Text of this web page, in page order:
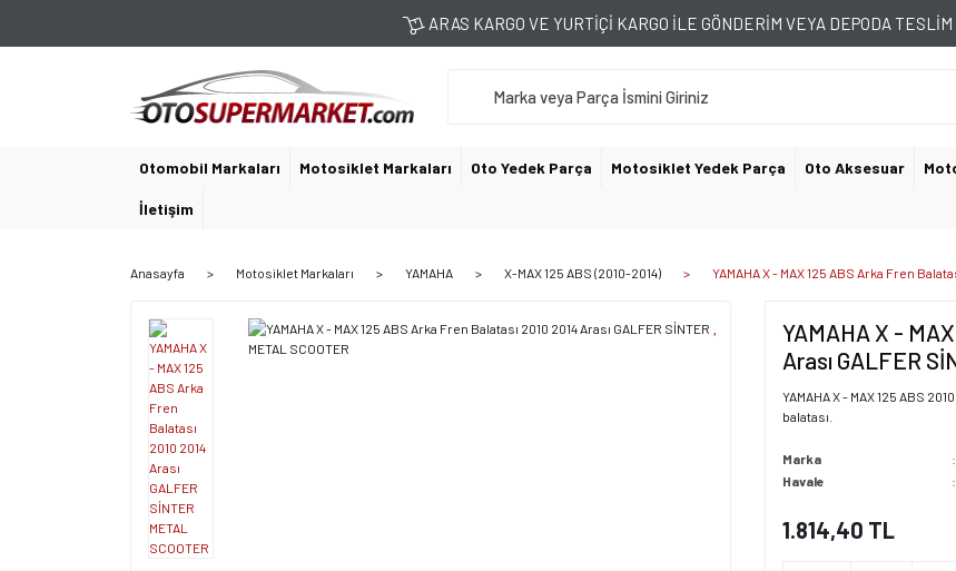
ARAS KARGO VE YURTİÇİ KARGO İLE GÖNDERİM VEYA DEPODA
Otomobil Markaları Motosiklet Markaları Oto Yedek Parça Motosiklet Yedek Parça Oto Aksesuar
İletişim
Anasayfa Motosiklet Markaları YAMAHA X-MAX 125 ABS (2010-2014) YAMAHA X - MAX 125 ABS Arka Fren
YAMAHA X -
Arası GALFER
YAMAHA X - MAX 125 ABS
balatası.
Marka
Havale
1.814,40 TL